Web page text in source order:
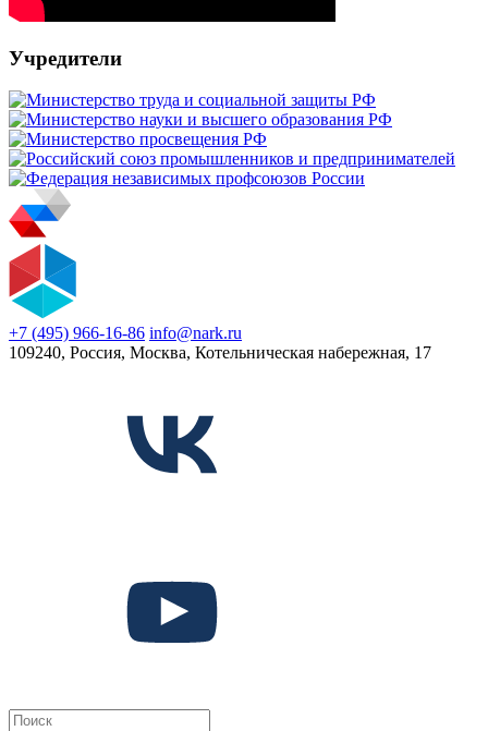
Учредители
+7 (495) 966-16-86 info@nark.ru
109240, Россия, Москва, Котельническая набережная, 17